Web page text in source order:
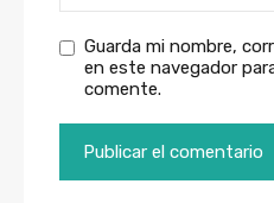
Guarda mi nombre,
en este navegador
comente.